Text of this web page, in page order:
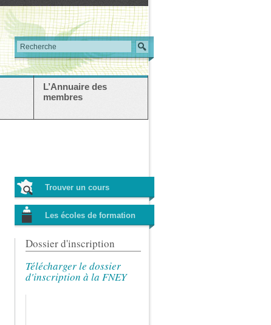
L’Annuaire des
membres
Trouver un cours
Les écoles de formation
Dossier d'inscription
Télécharger le dossier
d'inscription à la FNEY